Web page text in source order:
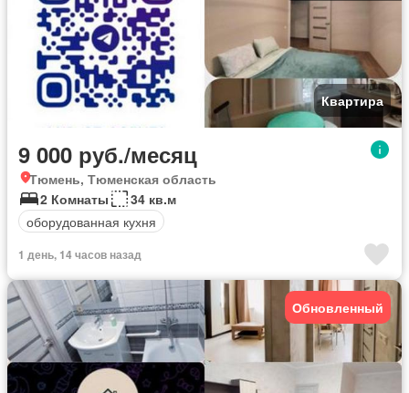
Квартира
9 000 руб./месяц
Тюмень, Тюменская область
2 Комнаты
34 кв.м
оборудованная кухня
1 день, 14 часов назад
Обновленный